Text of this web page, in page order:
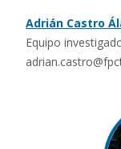
Adrián Castro
Equipo